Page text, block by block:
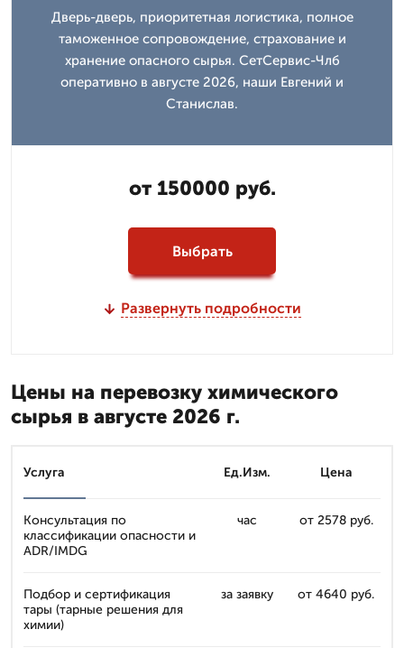
Дверь-дверь, приоритетная логистика, полное
таможенное сопровождение, страхование и
хранение опасного сырья. СетСервис-Члб
оперативно в августе 2026, наши Евгений и
Станислав.
от 150000 руб.
Выбрать
Развернуть подробности
Цены на перевозку химического
сырья в августе 2026 г.
Услуга Ед.Изм. Цена
Консультация по
классификации опасности и
ADR/IMDG
час от 2578 руб.
Подбор и сертификация
тары (тарные решения для
химии)
за заявку от 4640 руб.